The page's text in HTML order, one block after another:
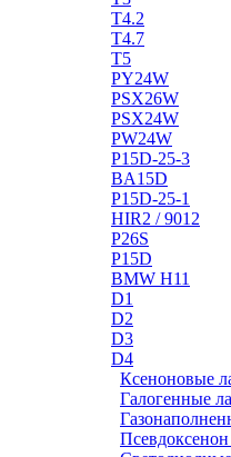
T4.2
T4.7
T5
PY24W
PSX26W
PSX24W
PW24W
P15D-25-3
BA15D
P15D-25-1
HIR2 / 9012
P26S
P15D
BMW H11
D1
D2
D3
D4
Ксеноновые
Галогенные